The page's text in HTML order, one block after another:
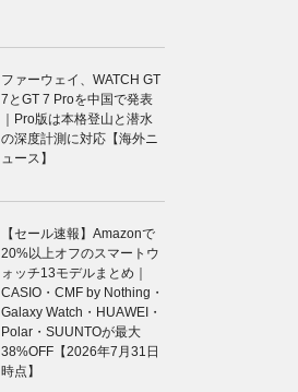
ファーウェイ、WATCH GT
7とGT 7 Proを中国で発表
｜Pro版は本格登山と潜水
の深度計測に対応【海外ニ
ュース】
【セール速報】Amazonで
20%以上オフのスマートウ
ォッチ13モデルまとめ｜
CASIO・CMF by Nothing・
Galaxy Watch・HUAWEI・
Polar・SUUNTOが最大
38%OFF【2026年7月31日
時点】